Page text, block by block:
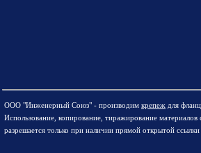
ООО "Инженерный Союз" - производим крепеж для
Использование, копирование, тиражирование материалов
разрешается только при наличии прямой открытой